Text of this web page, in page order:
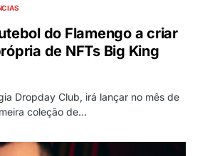
do Flamengo a criar
de NFTs Big King
Dropday Club, irá lançar no mês de
coleção de…